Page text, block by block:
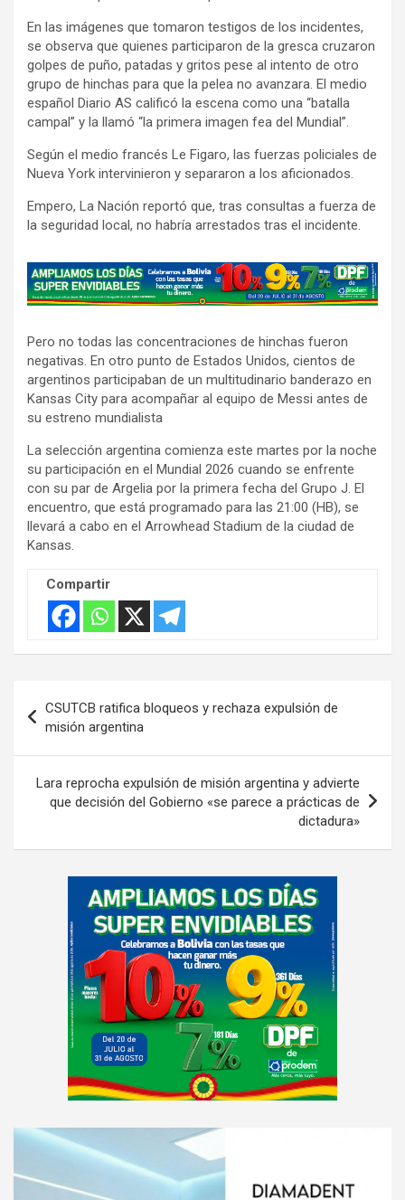
En las imágenes que tomaron testigos de los incidentes,
se observa que quienes participaron de la gresca cruzaron
golpes de puño, patadas y gritos pese al intento de otro
grupo de hinchas para que la pelea no avanzara. El medio
español Diario AS calificó la escena como una “batalla
campal” y la llamó “la primera imagen fea del Mundial”.
Según el medio francés Le Figaro, las fuerzas policiales de
Nueva York intervinieron y separaron a los aficionados.
Empero, La Nación reportó que, tras consultas a fuerza de
la seguridad local, no habría arrestados tras el incidente.
A
d
e
r
t
i
e
m
e
n
t
Pero no todas las concentraciones de hinchas fueron
negativas. En otro punto de Estados Unidos, cientos de
argentinos participaban de un multitudinario banderazo en
Kansas City para acompañar al equipo de Messi antes de
su estreno mundialista
La selección argentina comienza este martes por la noche
su participación en el Mundial 2026 cuando se enfrente
con su par de Argelia por la primera fecha del Grupo J. El
encuentro, que está programado para las 21:00 (HB), se
llevará a cabo en el Arrowhead Stadium de la ciudad de
Kansas.
Compartir
de
entradas
CSUTCB ratifica bloqueos y rechaza expulsión de
misión argentina
Lara reprocha expulsión de misión argentina y advierte
que decisión del Gobierno «se parece a prácticas de
dictadura»
e
t
A
v